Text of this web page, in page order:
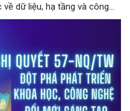
dữ liệu, hạ tầng và công